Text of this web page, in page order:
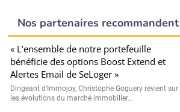
Nos partenaires recommandent
« L’ensemble de notre portefeuille
bénéficie des options Boost Extend et
Alertes Email de SeLoger »
Dirigeant d’Immojoy, Christophe Goguery revient sur
les évolutions du marché immobilier...